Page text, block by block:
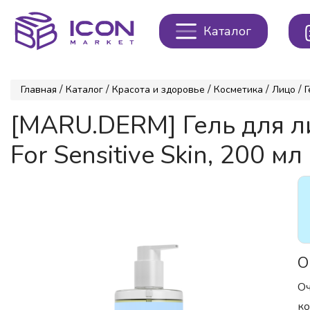
Каталог
Главная / Каталог / Красота и здоровье / Косметика / Лицо /
[MARU.DERM] Гель
For Sensitive Skin, 200 мл